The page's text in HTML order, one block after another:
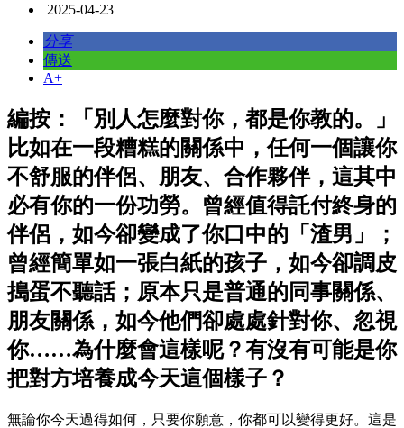
2025-04-23
分享
傳送
A+
編按：「別人怎麼對你，都是你教的。」
比如在一段糟糕的關係中，任何一個讓你
不舒服的伴侶、朋友、合作夥伴，這其中
必有你的一份功勞。曾經值得託付終身的
伴侶，如今卻變成了你口中的「渣男」；
曾經簡單如一張白紙的孩子，如今卻調皮
搗蛋不聽話；原本只是普通的同事關係、
朋友關係，如今他們卻處處針對你、忽視
你……為什麼會這樣呢？有沒有可能是你
把對方培養成今天這個樣子？
無論你今天過得如何，只要你願意，你都可以變得更好。這是